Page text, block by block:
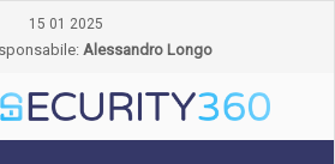
15 01 2025
Alessandro Longo